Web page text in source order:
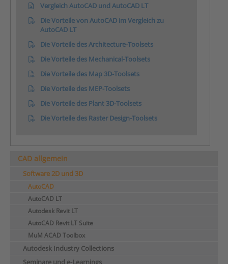
Vergleich AutoCAD und AutoCAD LT
Die Vorteile von AutoCAD im Vergleich zu
AutoCAD LT
Die Vorteile des Architecture-Toolsets
Die Vorteile des Mechanical-Toolsets
Die Vorteile des Map 3D-Toolsets
Die Vorteile des MEP-Toolsets
Die Vorteile des Plant 3D-Toolsets
Die Vorteile des Raster Design-Toolsets
CAD allgemein
Software 2D und 3D
AutoCAD
AutoCAD LT
Autodesk Revit LT
AutoCAD Revit LT Suite
MuM ACAD Toolbox
Autodesk Industry Collections
Seminare und e-Learnings